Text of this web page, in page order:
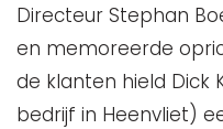
Directeur Stephan
en memoreerde
de klanten hield Dick
bedrijf in Heenvliet)